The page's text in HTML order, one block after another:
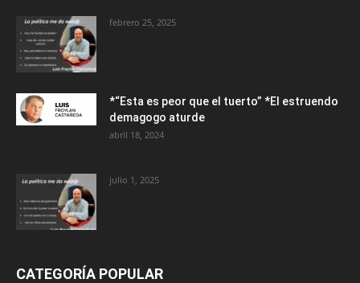
febrero 25, 2025
*“Esta es peor que el tuerto” *El estruendo
demagogo aturde
abril 18, 2024
julio 1, 2025
CATEGORÍA POPULAR